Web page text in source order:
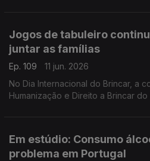
Jogos de tabuleiro
juntar as famílias
Ep. 109
11 jun. 2026
No Dia Internacional do Brincar, a
Humanização e Direito a Brincar
Em estúdio: Consumo
problema em Portugal